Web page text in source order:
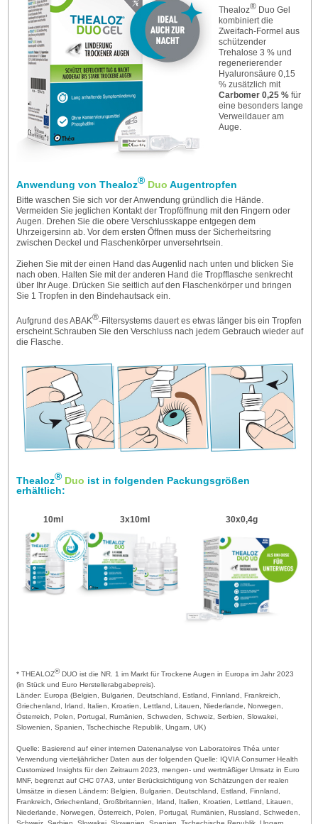
Thealoz®Duo Gel
kombiniert die
Zweifach-Formel aus
schützender
Trehalose 3 % und
regenerierender
Hyaluronsäure 0,15
% zusätzlich mit
Carbomer 0,25 %für
eine besonders lange
Verweildauer am
Auge.
Anwendung von Thealoz® Duo Augentropfen
Bitte waschen Sie sich vor der Anwendung gründlich die Hände.
Vermeiden Sie jeglichen Kontakt der Tropföffnung mit den Fingern oder
Augen. Drehen Sie die obere Verschlusskappe entgegen dem
Uhrzeigersinn ab. Vor dem ersten Öffnen muss der Sicherheitsring
zwischen Deckel und Flaschenkörper unversehrtsein.
Ziehen Sie mit der einen Hand das Augenlid nach unten und blicken Sie
nach oben. Halten Sie mit der anderen Hand die Tropfflasche senkrecht
über Ihr Auge. Drücken Sie seitlich auf den Flaschenkörper und bringen
Sie 1 Tropfen in den Bindehautsack ein.
Aufgrund des ABAK®-Filtersystems dauert es etwas länger bis ein Tropfen
erscheint.Schrauben Sie den Verschluss nach jedem Gebrauch wieder auf
die Flasche.
Thealoz® Duo ist in folgenden Packungsgrößen
erhältlich:
10ml 3x10ml 30x0,4g
* THEALOZ®DUO ist die NR. 1 im Markt für Trockene Augen in Europa im Jahr 2023
(in Stück und Euro Herstellerabgabepreis).
Länder: Europa (Belgien, Bulgarien, Deutschland, Estland, Finnland, Frankreich,
Griechenland, Irland, Italien, Kroatien, Lettland, Litauen, Niederlande, Norwegen,
Österreich, Polen, Portugal, Rumänien, Schweden, Schweiz, Serbien, Slowakei,
Slowenien, Spanien, Tschechische Republik, Ungarn, UK)
Quelle: Basierend auf einer internen Datenanalyse von Laboratoires Théa unter
Verwendung vierteljährlicher Daten aus der folgenden Quelle: IQVIA Consumer Health
Customized Insights für den Zeitraum 2023, mengen- und wertmäßiger Umsatz in Euro
MNF, begrenzt auf CHC 07A3, unter Berücksichtigung von Schätzungen der realen
Umsätze in diesen Ländern: Belgien, Bulgarien, Deutschland, Estland, Finnland,
Frankreich, Griechenland, Großbritannien, Irland, Italien, Kroatien, Lettland, Litauen,
Niederlande, Norwegen, Österreich, Polen, Portugal, Rumänien, Russland, Schweden,